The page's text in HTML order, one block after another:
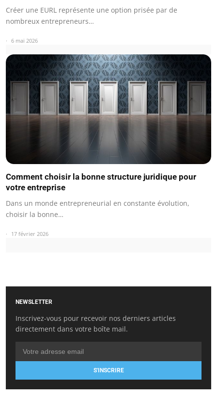
Créer une EURL représente une option prisée par de
nombreux entrepreneurs…
6 mai 2026
Comment choisir la bonne structure juridique pour
votre entreprise
Dans un monde entrepreneurial en constante évolution,
choisir la bonne…
17 février 2026
NEWSLETTER
Inscrivez-vous pour recevoir nos derniers articles
directement dans votre boîte mail.
S'INSCRIRE